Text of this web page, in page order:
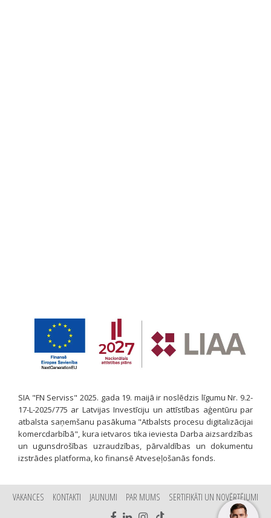
SIA "FN Serviss" 2025. gada 19. maijā ir noslēdzis līgumu Nr. 9.2-
17-L-2025/775 ar Latvijas Investīciju un attīstības aģentūru par
atbalsta saņemšanu pasākuma "Atbalsts procesu digitalizācijai
komercdarbībā", kura ietvaros tika ieviesta Darba aizsardzības
un ugunsdrošības uzraudzības, pārvaldības un dokumentu
izstrādes platforma, ko finansē Atveseļošanās fonds.
VAKANCES KONTAKTI JAUNUMI PAR MUMS SERTIFIKĀTI UN NOVĒRTĒJUMI